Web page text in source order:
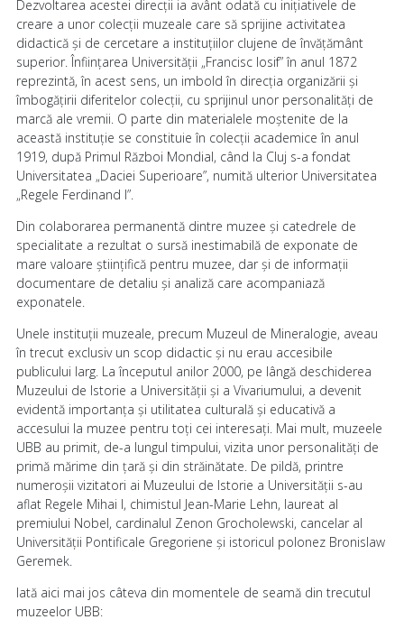
Dezvoltarea acestei direcții ia avânt odată cu inițiativele de
creare a unor colecții muzeale care să sprijine activitatea
didactică și de cercetare a instituțiilor clujene de învățământ
superior. Înființarea Universității „Francisc Iosif” în anul 1872
reprezintă, în acest sens, un imbold în direcția organizării și
îmbogățirii diferitelor colecții, cu sprijinul unor personalități de
marcă ale vremii. O parte din materialele moștenite de la
această instituție se constituie în colecții academice în anul
1919, după Primul Război Mondial, când la Cluj s-a fondat
Universitatea „Daciei Superioare”, numită ulterior Universitatea
„Regele Ferdinand I”.
Din colaborarea permanentă dintre muzee și catedrele de
specialitate a rezultat o sursă inestimabilă de exponate de
mare valoare științifică pentru muzee, dar și de informații
documentare de detaliu și analiză care acompaniază
exponatele.
Unele instituții muzeale, precum Muzeul de Mineralogie, aveau
în trecut exclusiv un scop didactic și nu erau accesibile
publicului larg. La începutul anilor 2000, pe lângă deschiderea
Muzeului de Istorie a Universității și a Vivariumului, a devenit
evidentă importanța și utilitatea culturală și educativă a
accesului la muzee pentru toți cei interesați. Mai mult, muzeele
UBB au primit, de-a lungul timpului, vizita unor personalități de
primă mărime din țară și din străinătate. De pildă, printre
numeroșii vizitatori ai Muzeului de Istorie a Universității s-au
aflat Regele Mihai I, chimistul Jean-Marie Lehn, laureat al
premiului Nobel, cardinalul Zenon Grocholewski, cancelar al
Universității Pontificale Gregoriene și istoricul polonez Bronislaw
Geremek.
Iată aici mai jos câteva din momentele de seamă din trecutul
muzeelor UBB: